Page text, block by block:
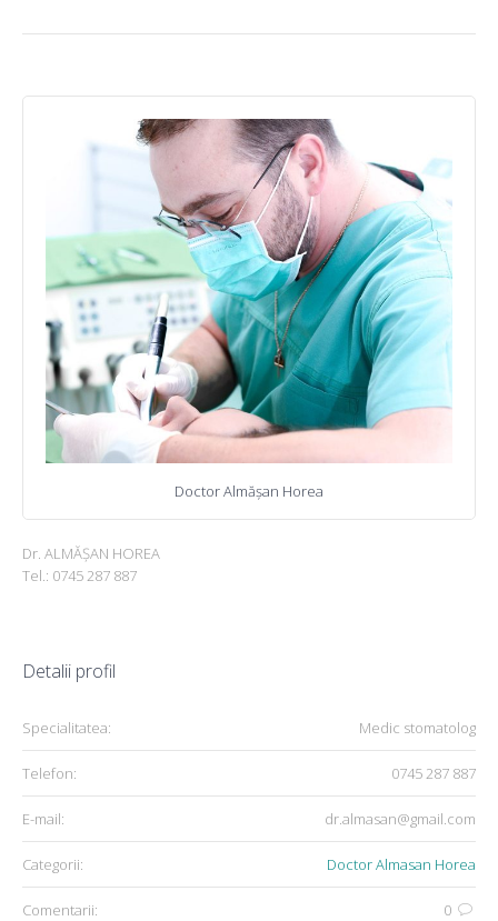
Doctor Almăşan Horea
Dr. ALMĂŞAN HOREA
Tel.: 0745 287 887
Detalii profil
Specialitatea: Medic stomatolog
Telefon: 0745 287 887
E-mail: dr.almasan@gmail.com
Categorii: Doctor Almasan Horea
Comentarii: 0